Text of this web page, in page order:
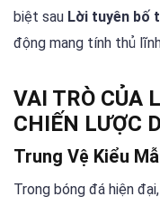
biệt sau Lời tuyên bố
động mang tính thủ
VAI TRÒ CỦA
CHIẾN LƯỢC
Trung Vệ Kiểu
Trong bóng đá hiện